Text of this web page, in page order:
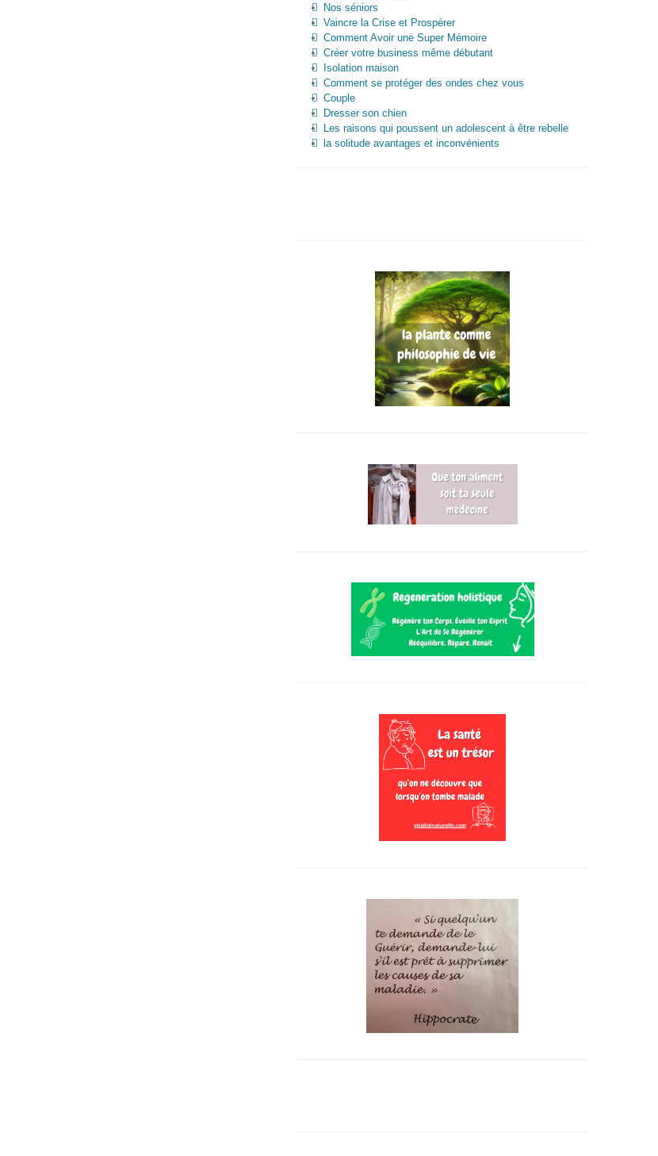
Nos séniors
Vaincre la Crise et Prospérer
Comment Avoir une Super Mémoire
Créer votre business même débutant
Isolation maison
Comment se protéger des ondes chez vous
Couple
Dresser son chien
Les raisons qui poussent un adolescent à être rebelle
la solitude avantages et inconvénients